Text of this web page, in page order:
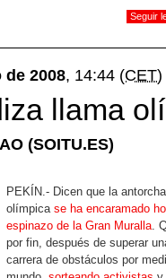
Seguir
de 2008, 14:44 (CET)
llama
(SOITU.ES)
PEKÍN.- Dicen que la antorcha
olímpica se ha encaramado
espinazo de la Gran Muralla.
por fin, después de superar
carrera de obstáculos por